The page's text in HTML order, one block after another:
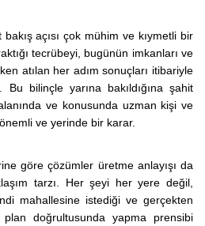
açısı çok mühim ve kıymetli bir
tecrübeyi, bugünün imkanları ve
atılan her adım sonuçları itibariyle
bilinçle yarına bakıldığına şahit
ve konusunda uzman kişi ve
ve yerinde bir karar.
göre çözümler üretme anlayışı da
tarzı. Her şeyi her yere değil,
mahallesine istediği ve gerçekten
plan doğrultusunda yapma prensibi